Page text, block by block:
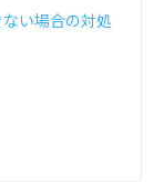
い場合の対処